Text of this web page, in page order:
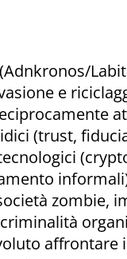
e
(trust,
zombie,
affrontare